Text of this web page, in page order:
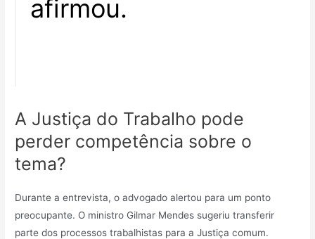
afirmou.
A Justiça do Trabalho pode
perder competência sobre o
tema?
Durante a entrevista, o advogado alertou para um ponto
preocupante. O ministro Gilmar Mendes sugeriu transferir
parte dos processos trabalhistas para a Justiça comum.